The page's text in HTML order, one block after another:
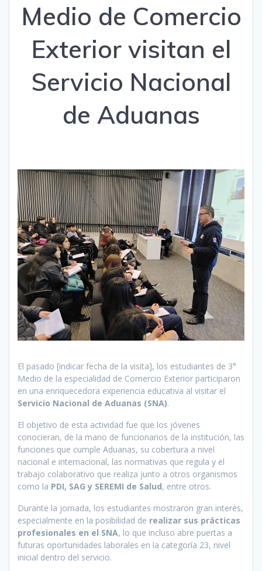
Medio de Comercio
Exterior visitan el
Servicio Nacional
de Aduanas
El pasado [indicar fecha de la visita], los estudiantes de 3°
Medio de la especialidad de Comercio Exterior participaron
en una enriquecedora experiencia educativa al visitar el
Servicio Nacional de Aduanas (SNA).
El objetivo de esta actividad fue que los jóvenes
conocieran, de la mano de funcionarios de la institución, las
funciones que cumple Aduanas, su cobertura a nivel
nacional e internacional, las normativas que regula y el
trabajo colaborativo que realiza junto a otros organismos
como la PDI, SAG y SEREMI de Salud, entre otros.
Durante la jornada, los estudiantes mostraron gran interés,
especialmente en la posibilidad de realizar sus prácticas
profesionales en el SNA, lo que incluso abre puertas a
futuras oportunidades laborales en la categoría 23, nivel
inicial dentro del servicio.